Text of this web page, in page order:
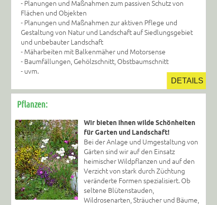
- Planungen und Maßnahmen zum passiven Schutz von
Flächen und Objekten
- Planungen und Maßnahmen zur aktiven Pflege und
Gestaltung von Natur und Landschaft auf Siedlungsgebiet
und unbebauter Landschaft
- Mäharbeiten mit Balkenmäher und Motorsense
- Baumfällungen, Gehölzschnitt, Obstbaumschnitt
- uvm.
DETAILS
Pflanzen:
Wir bieten Ihnen wilde Schönheiten
für Garten und Landschaft!
Bei der Anlage und Umgestaltung von
Gärten sind wir auf den Einsatz
heimischer Wildpflanzen und auf den
Verzicht von stark durch Züchtung
veränderte Formen spezialisiert. Ob
seltene Blütenstauden,
Wildrosenarten, Sträucher und Bäume,